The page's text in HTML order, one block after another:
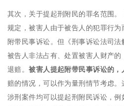
其次，关于提起刑附民的罪名范围。
规定，被害人由于被告人的犯罪行
附带民事诉讼。但
《刑事诉讼法司法
被告人非法占有、处置被害人财产
退赔。被害人提起附带民事诉讼的，
赔的情况，可以作为量刑情节考虑
涉刑案件均可以提起刑附民诉讼，